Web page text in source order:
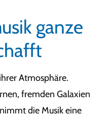
ganze
Atmosphäre.
fremden Galaxien
die Musik eine